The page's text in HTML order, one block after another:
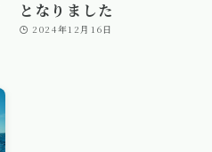
となりました
2024年12月16日